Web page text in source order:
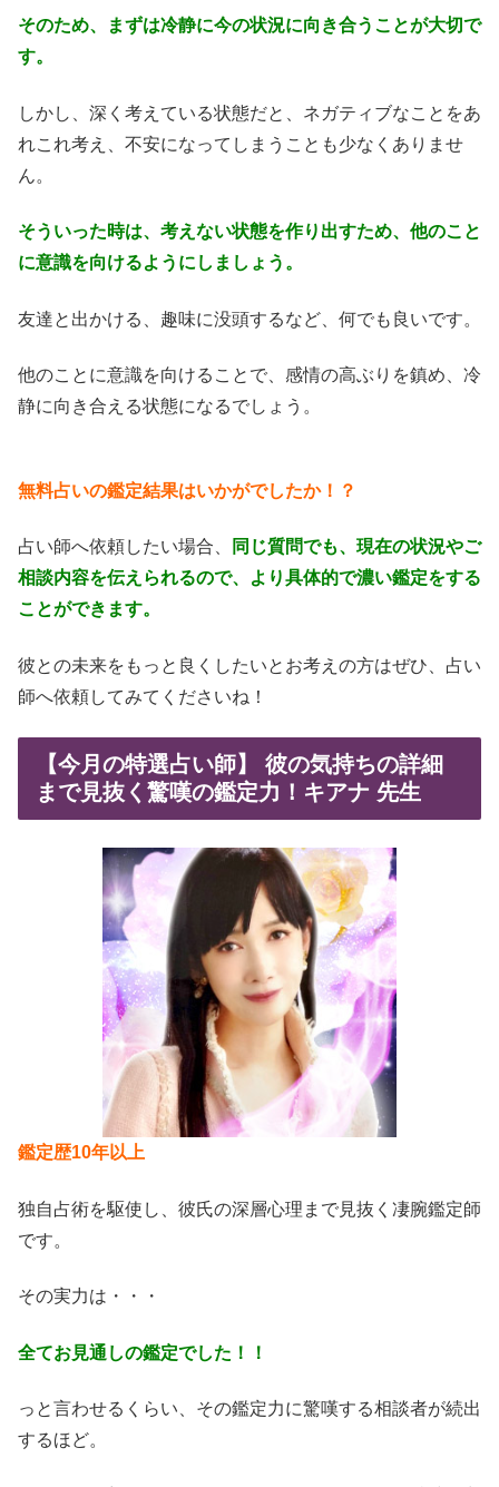
そのため、まずは冷静に今の状況に向き合うことが大切で
す。
しかし、深く考えている状態だと、ネガティブなことをあ
れこれ考え、不安になってしまうことも少なくありませ
ん。
そういった時は、考えない状態を作り出すため、他のこと
に意識を向けるようにしましょう。
友達と出かける、趣味に没頭するなど、何でも良いです。
他のことに意識を向けることで、感情の高ぶりを鎮め、冷
静に向き合える状態になるでしょう。
無料占いの鑑定結果はいかがでしたか！？
占い師へ依頼したい場合、
同じ質問でも、現在の状況やご
相談内容を伝えられるので、より具体的で濃い鑑定をする
ことができます。
彼との未来をもっと良くしたいとお考えの方はぜひ、占い
師へ依頼してみてくださいね！
【今月の特選占い師】 彼の気持ちの詳細
まで見抜く驚嘆の鑑定力！キアナ 先生
鑑定歴10年以上
独自占術を駆使し、彼氏の深層心理まで見抜く凄腕鑑定師
です。
その実力は・・・
全てお見通しの鑑定でした！！
っと言わせるくらい、その鑑定力に驚嘆する相談者が続出
するほど。